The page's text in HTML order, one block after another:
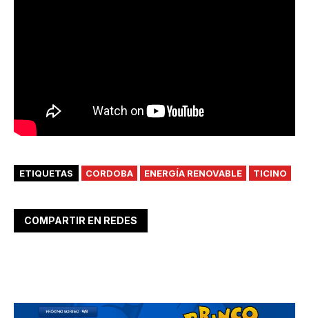
ETIQUETAS CORDOBA ENERGÍA RENOVABLE TICINO
COMPARTIR EN REDES